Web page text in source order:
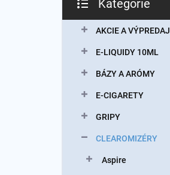
kategórie
Kategórie
AKCIE A VÝPREDAJ
E-LIQUIDY 10ML
BÁZY A ARÓMY
E-CIGARETY
GRIPY
CLEAROMIZÉRY
Aspire